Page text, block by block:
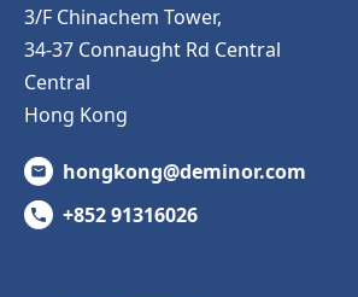
3/F Chinachem Tower,
34-37 Connaught Rd Central
Central
Hong Kong
hongkong@deminor.com
+852 91316026